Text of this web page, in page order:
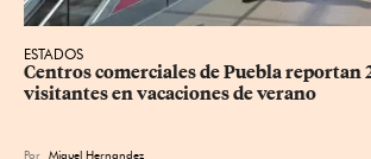
ESTADOS
Centros comerciales de Puebla reportan
visitantes en vacaciones de verano
Por Miguel Hernandez